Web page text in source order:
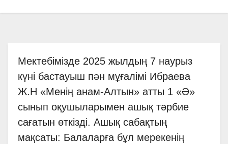
Мектебімізде 2025 жылдың 7 наурыз
күні бастауыш пән мұғалімі Ибраева
Ж.Н «Менің анам-Алтын» атты 1 «Ә»
сынып оқушыларымен ашық тәрбие
сағатын өткізді. Ашық сабақтың
мақсаты: Балаларға бұл мерекенің